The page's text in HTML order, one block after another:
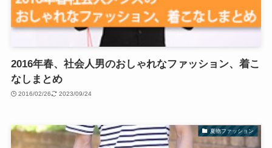
2016年春、社会人男のおしゃれなファッション、着こ
なしまとめ
2016/02/26 2023/09/24
夏物ファッション